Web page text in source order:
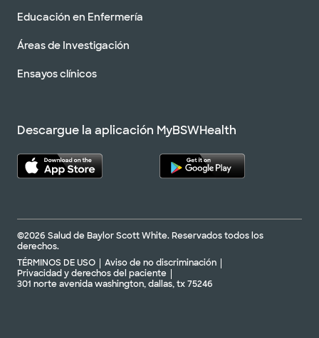
Educación en Enfermería
Áreas de Investigación
Ensayos clínicos
Descargue la aplicación MyBSWHealth
©2026 Salud de Baylor Scott White. Reservados todos los
derechos.
TÉRMINOS DE USO
Aviso de no discriminación
Privacidad y derechos del paciente
301 norte avenida washington, dallas, tx 75246